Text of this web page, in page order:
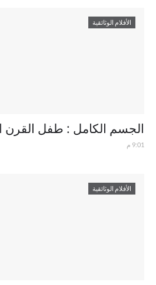
الأفلام الوثائقية
الجسم الكامل : طفل القرن
9:01 م
الأفلام الوثائقية